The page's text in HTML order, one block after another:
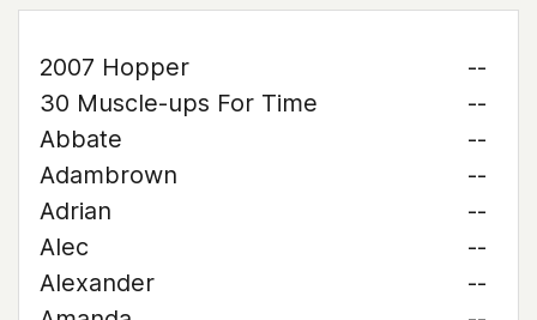
2007 Hopper
--
30 Muscle-ups For Time
--
Abbate
--
Adambrown
--
Adrian
--
Alec
--
Alexander
--